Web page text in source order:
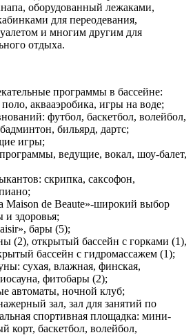
оборудованный лежаками,
для переодевания,
и многим другим для
отдыха.
программы в бассейне:
аквааэробика, игры на воде;
футбол, баскетбол, волейбол,
бильярд, дартс;
игры;
ведущие, вокал, шоу-балет,
скрипка, саксофон,
Maison de Beaute»-широкий выбор
и здоровья;
бары (5);
(2), открытый бассейн с горками (1),
бассейн с гидромассажем (1);
сухая, влажная, финская,
фитобары (2);
автоматы, ночной клуб;
зал, зал для занятий по
спортивная площадка: мини-
корт, баскетбол, волейбол,